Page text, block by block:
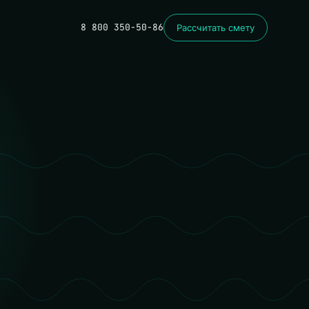
8 800 350-50-86 Рассчитать смету